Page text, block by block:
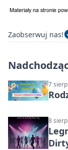
Zaobserwuj nas!
7
8